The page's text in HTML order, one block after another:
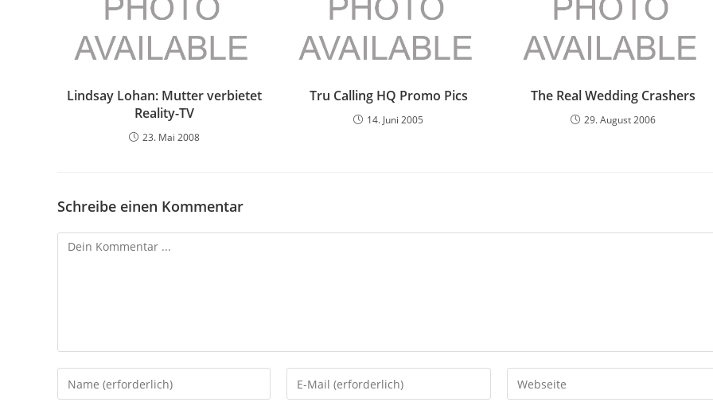
Lindsay Lohan: Mutter verbietet
Reality-TV
23. Mai 2008
Tru Calling HQ Promo Pics
14. Juni 2005
The Real Wedding Crashers
29. August 2006
Schreibe einen Kommentar
Kommentieren
Gib
deinen
Gib
deine
Gib
deine